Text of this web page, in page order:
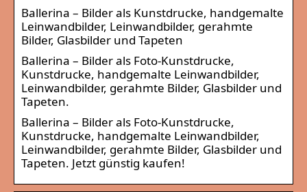
Ballerina – Bilder als Kunstdrucke, handgemalte
Leinwandbilder, Leinwandbilder, gerahmte
Bilder, Glasbilder und Tapeten
Ballerina – Bilder als Foto-Kunstdrucke,
Kunstdrucke, handgemalte Leinwandbilder,
Leinwandbilder, gerahmte Bilder, Glasbilder und
Tapeten.
Ballerina – Bilder als Foto-Kunstdrucke,
Kunstdrucke, handgemalte Leinwandbilder,
Leinwandbilder, gerahmte Bilder, Glasbilder und
Tapeten. Jetzt günstig kaufen!